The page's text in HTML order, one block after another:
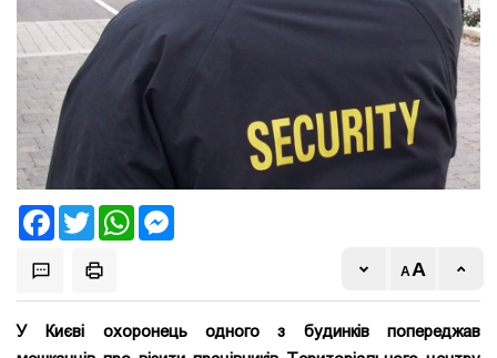
FacebookTwitter WhatsApp
У Києві охоронець одного з будинків попереджав